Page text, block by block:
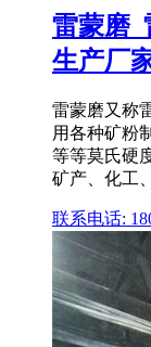
雷蒙磨_
生产厂
雷蒙磨又称
用各种矿粉
等等莫氏硬
矿产、化工
联系电话: